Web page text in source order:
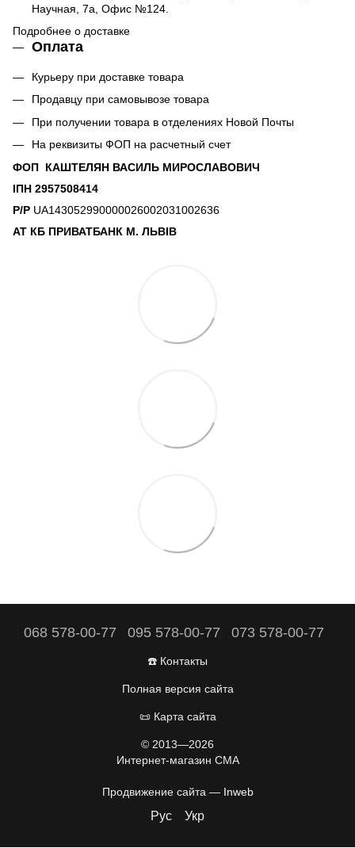
Научная, 7а, Офис №124.
Подробнее о доставке
Оплата
Курьеру при доставке товара
Продавцу при самовывозе товара
При получении товара в отделениях Новой Почты
На реквизиты ФОП на расчетный счет
ФОП КАШТЕЛЯН ВАСИЛЬ МИРОСЛАВОВИЧ
ІПН 2957508414
Р/Р UA143052990000026002031002636
АТ КБ ПРИВАТБАНК М. ЛЬВІВ
068 578-00-77 095 578-00-77 073 578-00-77
☎️ Контакты
Полная версия сайта
📜 Карта сайта
© 2013—2026
Интернет-магазин CMA
Продвижение сайта — Inweb
Рус Укр